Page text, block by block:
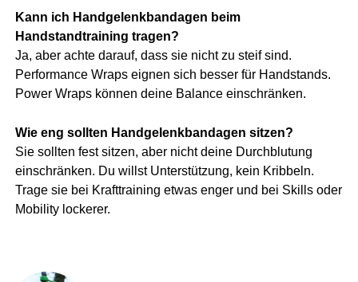
Kann ich Handgelenkbandagen beim
Handstandtraining tragen?
Ja, aber achte darauf, dass sie nicht zu steif sind.
Performance Wraps eignen sich besser für Handstands.
Power Wraps können deine Balance einschränken.
Wie eng sollten Handgelenkbandagen sitzen?
Sie sollten fest sitzen, aber nicht deine Durchblutung
einschränken. Du willst Unterstützung, kein Kribbeln.
Trage sie bei Krafttraining etwas enger und bei Skills oder
Mobility lockerer.